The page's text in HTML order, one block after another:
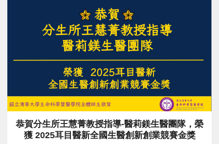
恭賀分生所王慧菁教授指導-醫莉鎂生醫團隊，榮
獲 2025耳目醫新全國生醫創新創業競賽金獎